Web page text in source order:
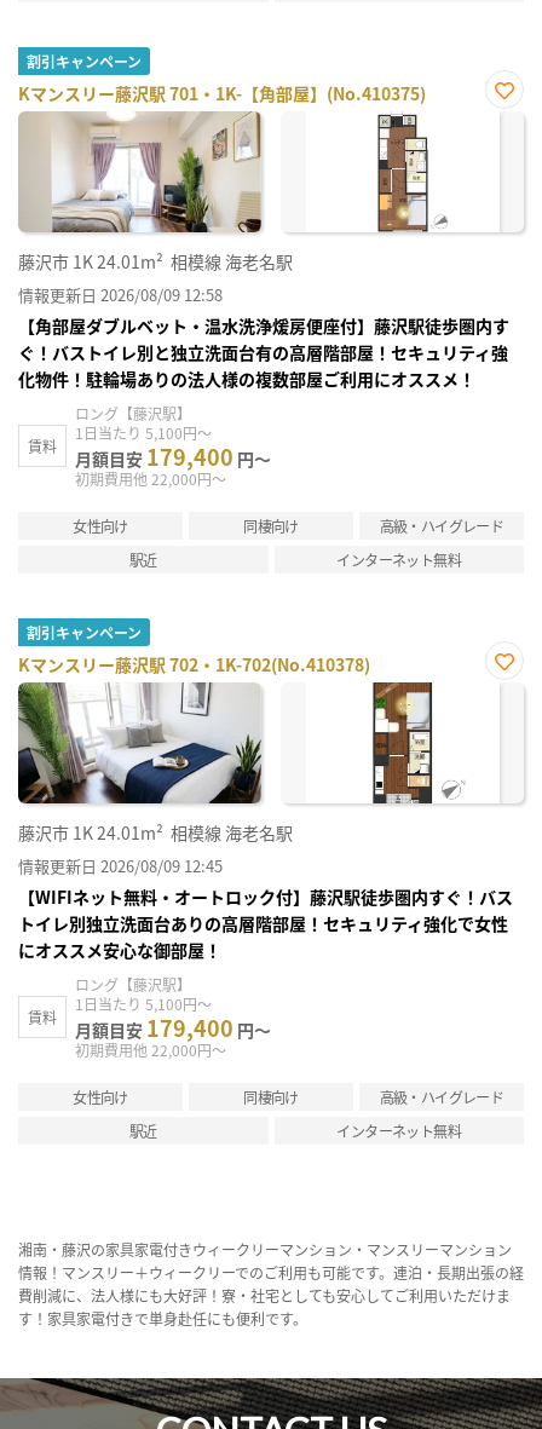
割引キャンペーン
Kマンスリー藤沢駅 701・1K-【角部屋】(No.410375)
お気
藤沢市 1K24.01m² 相模線 海老名駅
情報更新日 2026/08/09 12:58
【角部屋ダブルベット・温水洗浄煖房便座付】藤沢駅徒歩圏内す
ぐ！バストイレ別と独立洗面台有の高層階部屋！セキュリティ強
化物件！駐輪場ありの法人様の複数部屋ご利用にオススメ！
賃料
ロング【藤沢駅】
1日当たり 5,100円～
月額目安 179,400 円～
初期費用他 22,000円～
女性向け 同棲向け
高級・ハイグレード
駅近
インターネット無料
割引キャンペーン
Kマンスリー藤沢駅 702・1K-702(No.410378)
お気
藤沢市 1K24.01m² 相模線 海老名駅
情報更新日 2026/08/09 12:45
【WIFIネット無料・オートロック付】藤沢駅徒歩圏内すぐ！バス
トイレ別独立洗面台ありの高層階部屋！セキュリティ強化で女性
にオススメ安心な御部屋！
賃料
ロング【藤沢駅】
1日当たり 5,100円～
月額目安 179,400 円～
初期費用他 22,000円～
女性向け 同棲向け
高級・ハイグレード
駅近
インターネット無料
湘南・藤沢の家具家電付きウィークリーマンション・マンスリーマンション
情報！マンスリー＋ウィークリーでのご利用も可能です。連泊・長期出張の経
費削減に、法人様にも大好評！寮・社宅としても安心してご利用いただけま
す！家具家電付きで単身赴任にも便利です。